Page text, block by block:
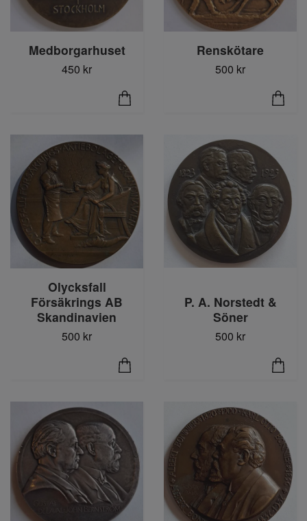
Medborgarhuset
450 kr
Renskötare
500 kr
Olycksfall
Försäkrings AB
Skandinavien
500 kr
P. A. Norstedt &
Söner
500 kr